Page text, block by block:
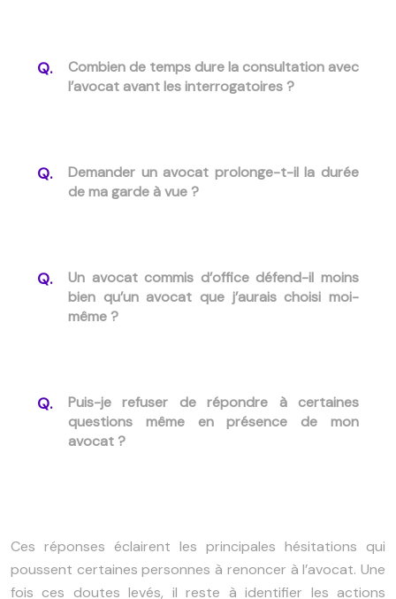
Combien de temps dure la consultation avec
l’avocat avant les interrogatoires ?
Demander un avocat prolonge-t-il la durée
de ma garde à vue ?
Un avocat commis d’office défend-il moins
bien qu’un avocat que j’aurais choisi moi-
même ?
Puis-je refuser de répondre à certaines
questions même en présence de mon
avocat ?
Ces réponses éclairent les principales hésitations qui
poussent certaines personnes à renoncer à l’avocat. Une
fois ces doutes levés, il reste à identifier les actions